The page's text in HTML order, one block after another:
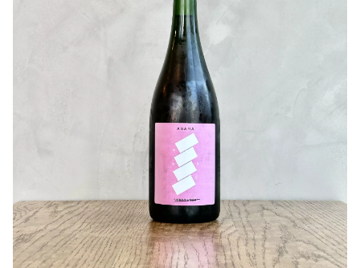
発酵終了後に澱引きしブレンド。9か月のタンク熟成の後
に清澄せず、澱引き後に濾過し、亜硫酸を少量添加後に瓶
色合いは、これまでのヴィンテージに比べて少し淡く、や
やオレンジがかったガーネットピンク。
香りは、ざくろ、いちご、アセロラがふんわりと立ち上が
り、タンジェリンオレンジ、アプリコット、枇杷が感じら
れます。味わいはすっきりした酸をベースに、豊かに熟し
たようなふくよかさのある果実味が感じられ、穏やかです
っきりとした旨味がのびやかに持続するアフターテイスト
です。12℃前後でお召し上がるのがおすすめです。
〇おすすめの食事は